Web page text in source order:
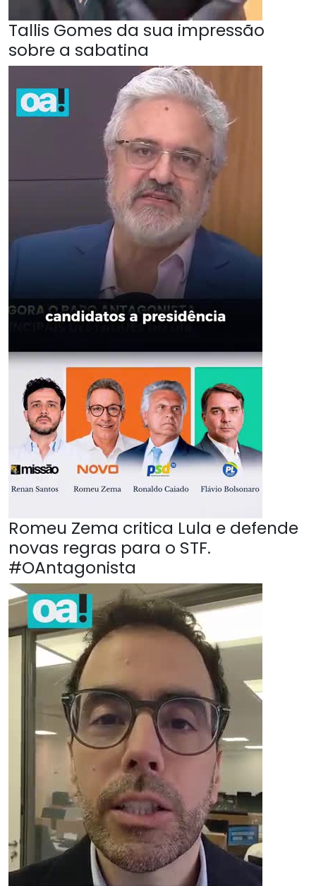
Tallis Gomes da sua impressão
sobre a sabatina
Romeu Zema critica Lula e defende
novas regras para o STF.
#OAntagonista